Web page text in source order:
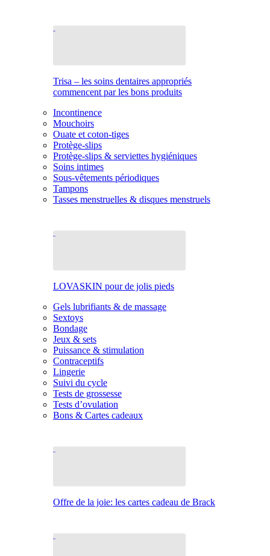
Trisa – les soins dentaires appropriés
commencent par les bons produits
Incontinence
Mouchoirs
Ouate et coton-tiges
Protège-slips
Protège-slips & serviettes hygiéniques
Soins intimes
Sous-vêtements périodiques
Tampons
Tasses menstruelles & disques menstruels
LOVASKIN pour de jolis pieds
Gels lubrifiants & de massage
Sextoys
Bondage
Jeux & sets
Puissance & stimulation
Contraceptifs
Lingerie
Suivi du cycle
Tests de grossesse
Tests d’ovulation
Bons & Cartes cadeaux
Offre de la joie: les cartes cadeau de Brack